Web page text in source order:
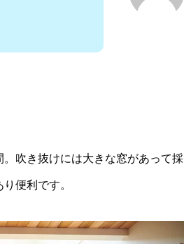
吹き抜けには大きな窓があって採
便利です。